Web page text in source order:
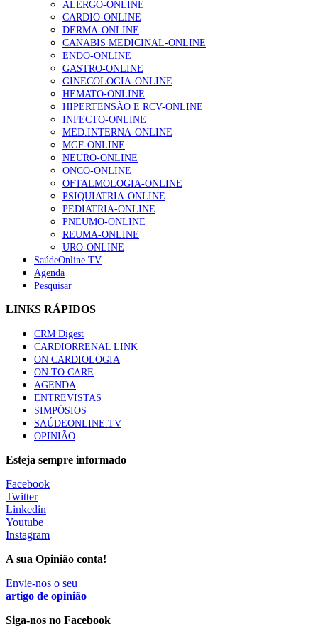
203 visualizações
1.º Episódio do Podcast “Frequência Cardio – Sintoniza-
te na Insuficiência Cardíaca” da Bayer
169 visualizações
Alguns milhares de utentes podem ficar sem médico de
família com nova regras do registo, alerta associação
132 visualizações
“Os programas de rastreio do cancro do pulmão são
custo-efetivos e representam um investimento
sustentável para os sistemas de saúde”
93 visualizações
apresentavam níveis elevados de Lp(a), revela estudo
Trodelvy aprovado para primeira linha no cancro da
mama triplo negativo metastático em doentes não
elegíveis para inibidores PD-(L)1
61 visualizações
Quase 11.900 jovens recorreram aos cheques psicólogo e
nutricionista no primeiro mês
7 Ago, 2026
apoio robótico em Portugal
ALERGO-ONLINE
CARDIO-ONLINE
DERMA-ONLINE
CANABIS MEDICINAL-ONLINE
ENDO-ONLINE
GASTRO-ONLINE
GINECOLOGIA-ONLINE
HEMATO-ONLINE
HIPERTENSÃO E RCV-ONLINE
INFECTO-ONLINE
MED.INTERNA-ONLINE
MGF-ONLINE
NEURO-ONLINE
ONCO-ONLINE
OFTALMOLOGIA-ONLINE
PSIQUIATRIA-ONLINE
PEDIATRIA-ONLINE
PNEUMO-ONLINE
REUMA-ONLINE
URO-ONLINE
SaúdeOnline TV
Agenda
Pesquisar
LINKS RÁPIDOS
CRM Digest
CARDIORRENAL LINK
ON CARDIOLOGIA
ON TO CARE
AGENDA
ENTREVISTAS
SIMPÓSIOS
SAÚDEONLINE.TV
OPINIÃO
Esteja sempre informado
Facebook
Twitter
Linkedin
Youtube
Instagram
A sua Opinião conta!
Envie-nos o seu
artigo de opinião
Siga-nos no Facebook